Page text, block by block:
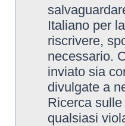
Italiano per
riscrivere,
necessario.
inviato sia
divulgate a
Ricerca
qualsiasi